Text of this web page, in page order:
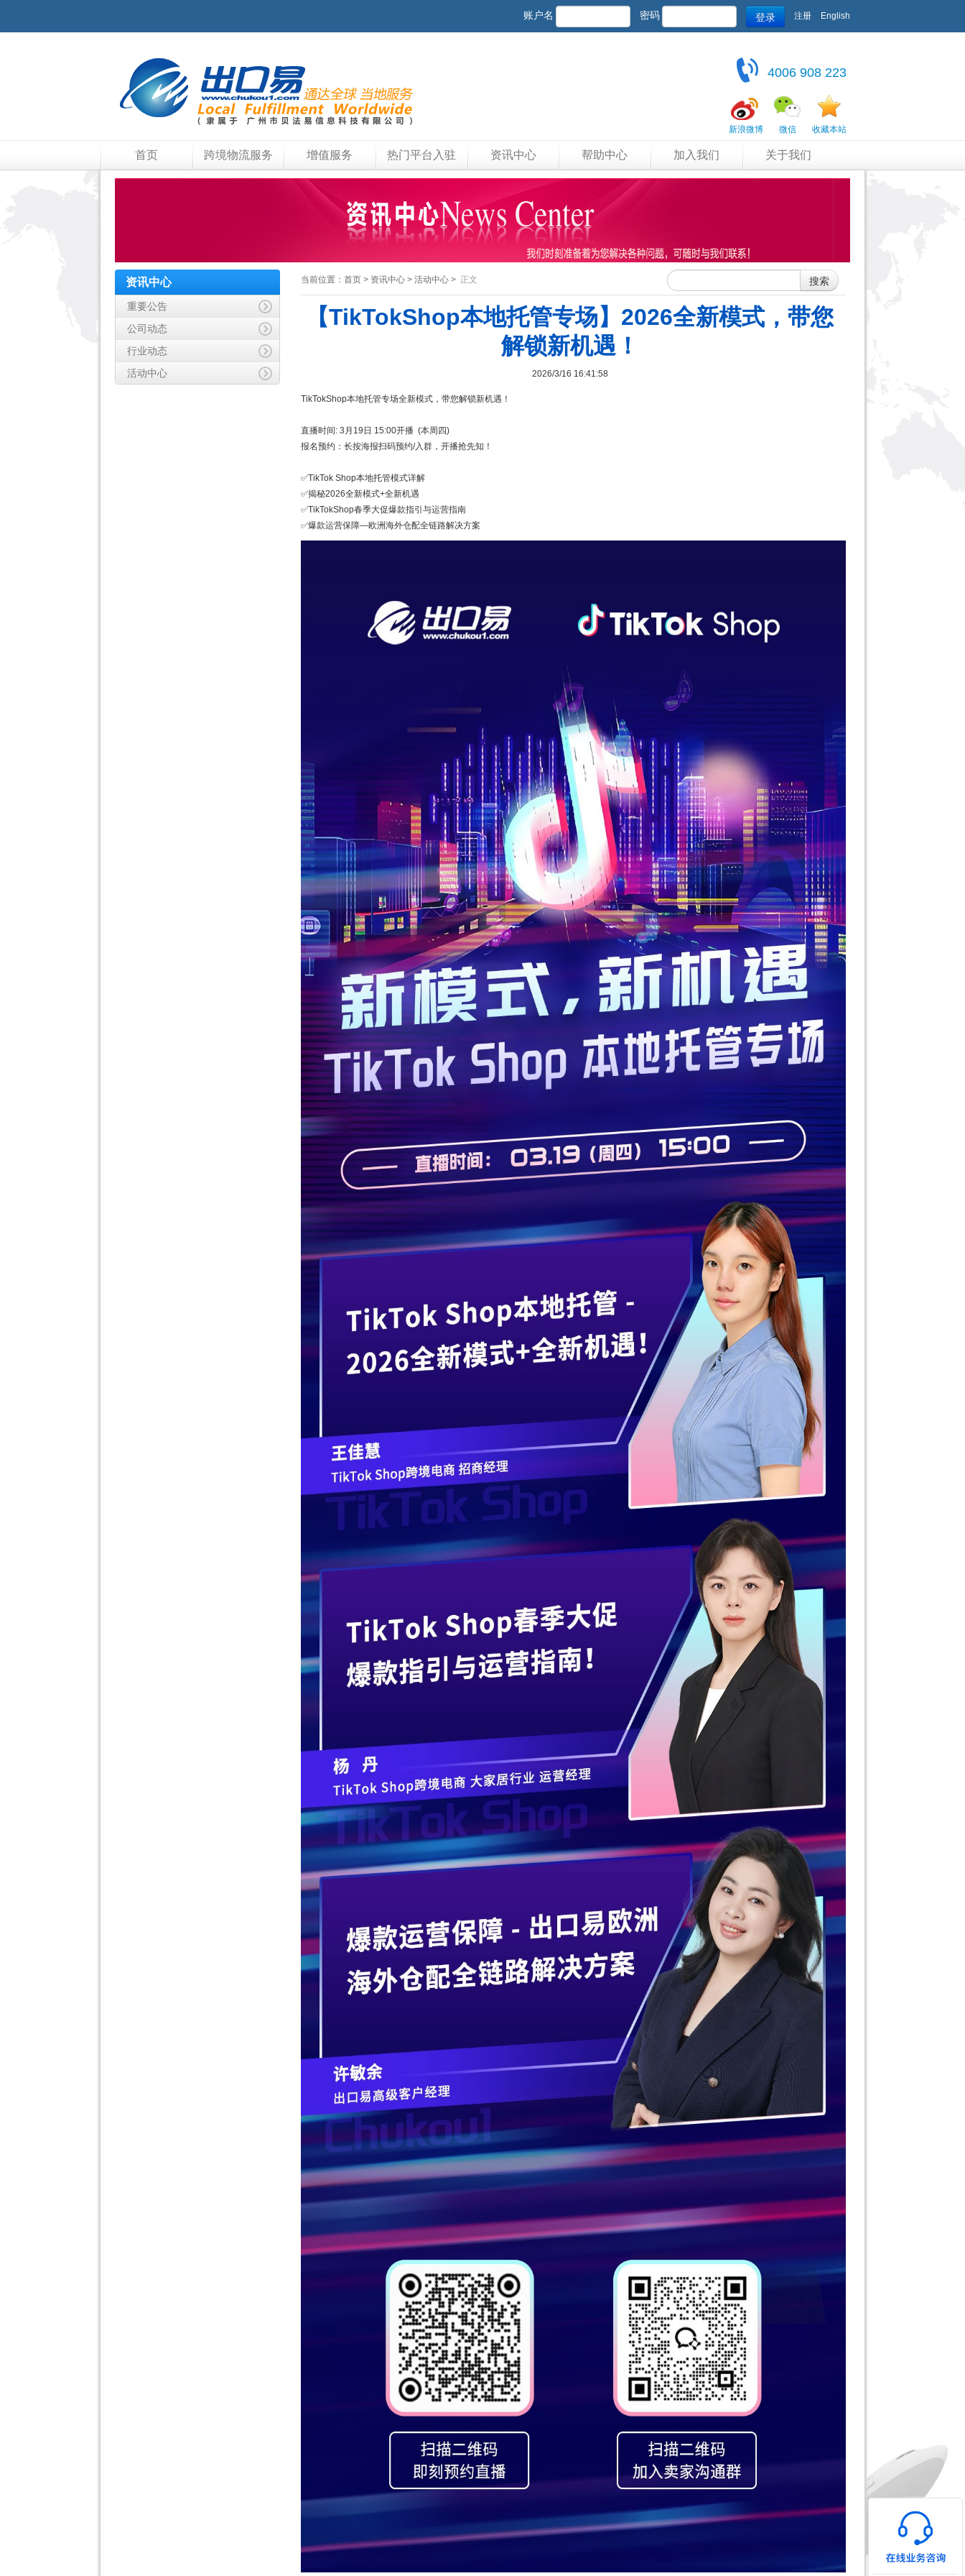
账户名 密码 登录 注册 English
4006 908 223
新浪微博 微信 收藏本站
首页 跨境物流服务 增值服务 热门平台入驻 资讯中心 帮助中心 加入我们 关于我们
资讯中心
重要公告
公司动态
行业动态
活动中心
当前位置： 首页 > 资讯中心 > 活动中心 > 正文 搜索
【TikTokShop本地托管专场】2026全新模式，带您
解锁新机遇！
2026/3/16 16:41:58
TikTokShop本地托管专场全新模式，带您解锁新机遇！
直播时间: 3月19日 15:00开播 (本周四)
报名预约：长按海报扫码预约/入群，开播抢先知！
✅TikTok Shop本地托管模式详解
✅揭秘2026全新模式+全新机遇
✅TikTokShop春季大促爆款指引与运营指南
✅爆款运营保障—欧洲海外仓配全链路解决方案